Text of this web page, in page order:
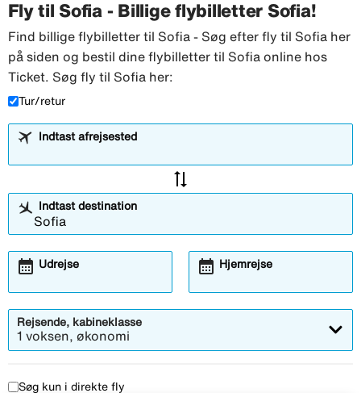
Fly til Sofia - Billige flybilletter Sofia!
Find billige flybilletter til Sofia - Søg efter fly til Sofia her
på siden og bestil dine flybilletter til Sofia online hos
Ticket. Søg fly til Sofia her:
Tur/retur
Indtast afrejsested
sync_alt
Indtast destination
Udrejse
calendar_month Hjemrejse
calendar_month
Rejsende, kabineklasse
1 voksen, økonomi
Søg kun i direkte fly